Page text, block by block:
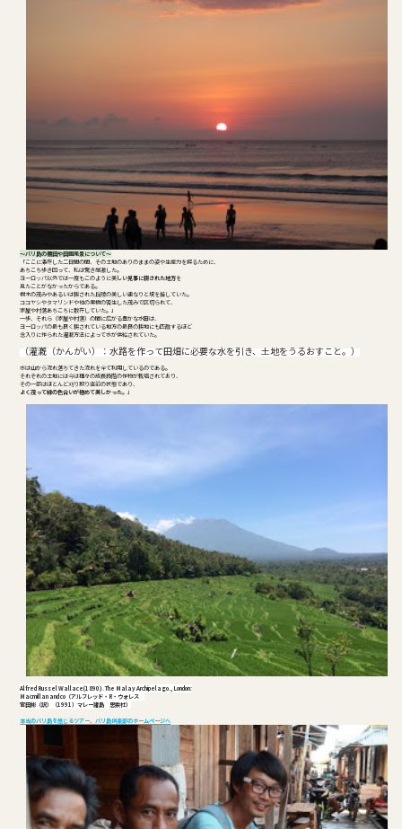
～バリ島の棚田や田園風景について～
「ここに滞在した二日間の間、その土地のありのままの姿や生産力を探るために、
あちこち歩き回って、私は驚き感激した。
ヨーロッパ以外では一度もこのように美しい見事に耕された地方を
見たことがなかったからである。
樹木の茂みやあるいは耕された丘陵の美しい連なりと境を接していた。
ココヤシやタマリンドや他の果樹の密生した茂みで区切られて、
家屋や村落あちこちに散在していた。」
一歩、それら（家屋や村落）の間に広がる豊かな水田は、
ヨーロッパの最も良く耕されている地方の最良の耕地にも匹敵するほど
念入りに作られた灌漑方法によって水が供給されていた。
（灌漑（かんがい）：水路を作って田畑に必要な水を引き、土地をうるおすこと。）
水は山から流れ落ちてきた流れを全て利用しているのである。
それぞれの土地には今は種々の成長段階の作物が栽培されており、
その一部はほとんど刈り取り直前の状態であり、
よく茂って緑の色合いが極めて美しかった。」
Alfred Russel Wallace(1890). The Malay Archipelago., London:
Macmillan and co（アルフレッド・R・ウォレス
宮田彬（訳）（1991）マレー諸島 思索社）
本当のバリ島を感じるツアー、バリ島倶楽部のホームページへ